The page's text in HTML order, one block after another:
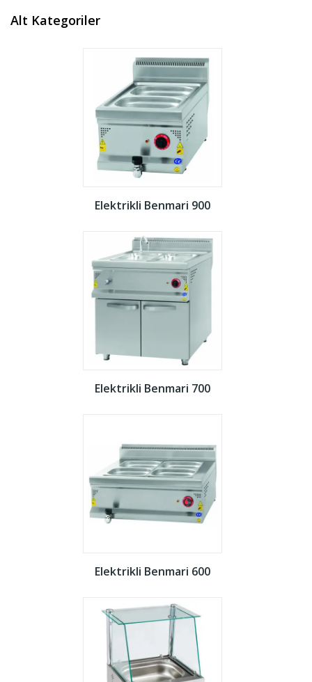
Alt Kategoriler
Elektrikli Benmari 900
Elektrikli Benmari 700
Elektrikli Benmari 600